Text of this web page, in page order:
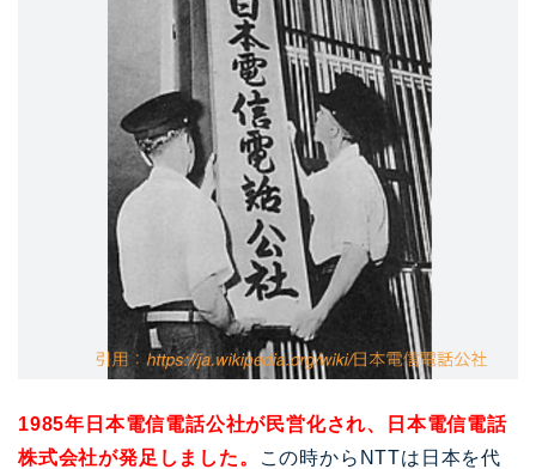
1985年日本電信電話公社が民営化され、日本電信電話
株式会社が発足しました。
この時からNTTは日本を代